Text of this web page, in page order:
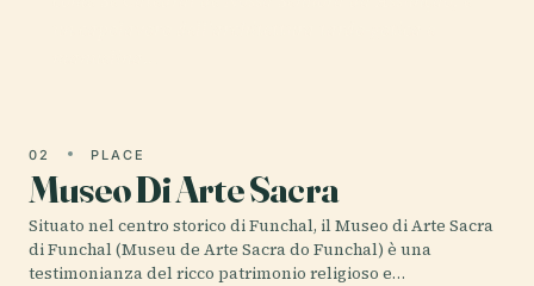
02 PLACE
Museo Di Arte Sacra
Situato nel centro storico di Funchal, il Museo di Arte Sacra
di Funchal (Museu de Arte Sacra do Funchal) è una
testimonianza del ricco patrimonio religioso e…